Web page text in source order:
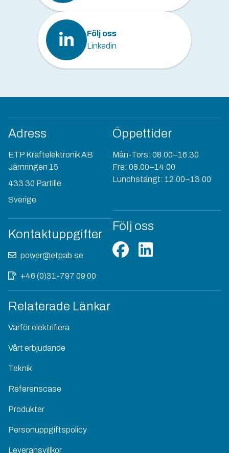
Följ oss
Linkedin
Adress
ETP Kraftelektronik AB
Järnringen 15
433 30 Partille
Sverige
Kontaktuppgifter
power@etpab.se
+46 (0)31-797 09 00
Öppettider
Mån-Tors: 08.00–16.30
Fre: 08.00–14.00
Lunchstängt: 12.00–13.00
Följ oss
Relaterade Länkar
Varför elektrifiera
Vårt erbjudande
Teknik
Referenscase
Produkter
Personuppgiftspolicy
Leveransvillkor